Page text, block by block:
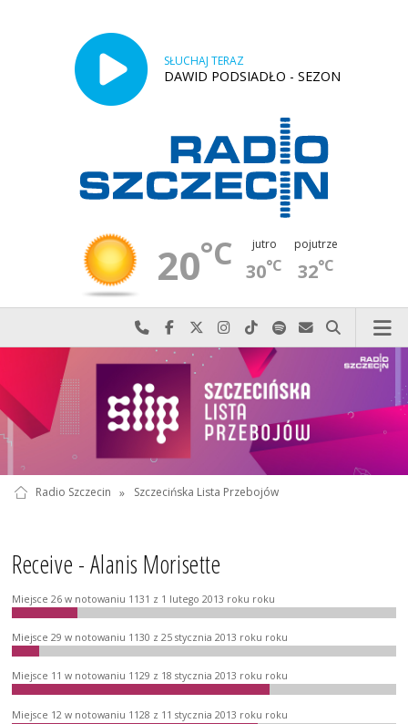
SŁUCHAJ TERAZ
DAWID PODSIADŁO - SEZON
20°C jutro
30°C
pojutrze
32°C
Najlepiej po prostu do nas zadzwoń
Odwiedź nas na Facebook-u
Odwiedź nas na X
Odwiedź nas na Instagram-ie
Odwiedź nas na TikTok-u
Szukaj nas na Spotify
Wyślij do nas
Szukaj
Radio Szczecin » Szczecińska Lista Przebojów
Receive - Alanis Morisette
Miejsce 26 w notowaniu 1131 z 1 lutego 2013 roku roku
Miejsce 29 w notowaniu 1130 z 25 stycznia 2013 roku roku
Miejsce 11 w notowaniu 1129 z 18 stycznia 2013 roku roku
Miejsce 12 w notowaniu 1128 z 11 stycznia 2013 roku roku